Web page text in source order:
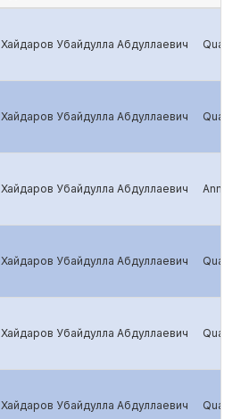
Хайдаров Убайдулла Абдуллаевич
Хайдаров Убайдулла Абдуллаевич
Хайдаров Убайдулла Абдуллаевич
Хайдаров Убайдулла Абдуллаевич
Хайдаров Убайдулла Абдуллаевич
Хайдаров Убайдулла Абдуллаевич